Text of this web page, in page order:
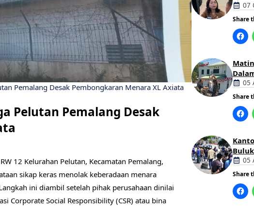
Pemalang Desak Pembongkaran Menara XL Axiata
Pelutan Pemalang Desak
12 Kelurahan Pelutan, Kecamatan Pemalang,
sikap keras menolak keberadaan menara
ini diambil setelah pihak perusahaan dinilai
Corporate Social Responsibility (CSR) atau bina
tiba07
Share
05
Share
dan05
Share